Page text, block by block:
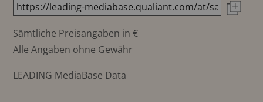
Sämtliche Preisangaben in €
Alle Angaben ohne Gewähr
LEADING MediaBase Data